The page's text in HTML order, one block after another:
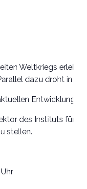
Weltkriegs
dazu droht in
des Instituts für
stellen.